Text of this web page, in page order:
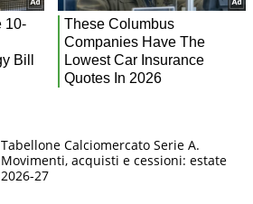
Tabellone Calciomercato Serie A.
Movimenti, acquisti e cessioni: estate
2026-27